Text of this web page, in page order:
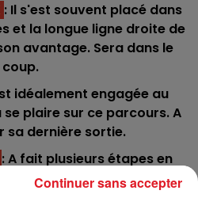
: Il s'est souvent placé dans
et la longue ligne droite de
avantage. Sera dans le
coup.
idéalement engagée au
plaire sur ce parcours. A
sa dernière sortie.
: A fait plusieurs étapes en
et va encore donner
Continuer sans accepter